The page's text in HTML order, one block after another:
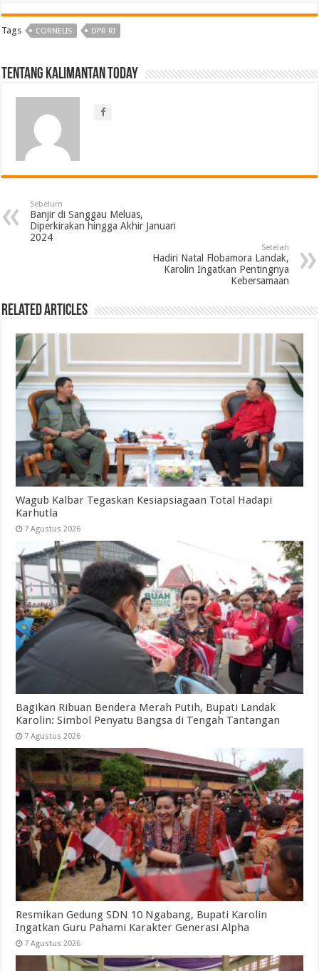
Tags CORNELIS DPR RI
Tentang Kalimantan Today
Sebelum
Banjir di Sanggau Meluas,
Diperkirakan hingga Akhir Januari
2024
Setelah
Hadiri Natal Flobamora Landak,
Karolin Ingatkan Pentingnya
Kebersamaan
Related Articles
Wagub Kalbar Tegaskan Kesiapsiagaan Total Hadapi
Karhutla
7 Agustus 2026
Bagikan Ribuan Bendera Merah Putih, Bupati Landak
Karolin: Simbol Penyatu Bangsa di Tengah Tantangan
7 Agustus 2026
Resmikan Gedung SDN 10 Ngabang, Bupati Karolin
Ingatkan Guru Pahami Karakter Generasi Alpha
7 Agustus 2026